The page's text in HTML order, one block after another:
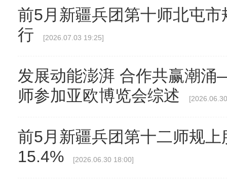
前5月新疆兵团第十师北屯
行
[2026.07.03 19:25]
发展动能澎湃 合作共赢潮
师参加亚欧博览会综述
前5月新疆兵团第十二师规
15.4%
[2026.06.30 18:00]